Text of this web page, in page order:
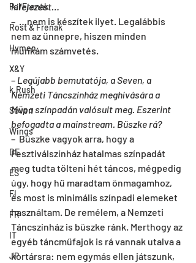
Pal Frenak
Rost & Frenak
Hymen
X&Y
k.Rush
Seven
Wings
DE
ES
FI
FR
IT
JP
kifejezést…
–  …nem is készítek ilyet. Legalábbis
nem az ünnepre, hiszen minden
munkám számvetés.
– Legújabb bemutatója, a Seven, a
Nemzeti Táncszínház meghívására a
Müpa színpadán valósult meg. Eszerint
befogadta a mainstream. Büszke rá?
–  Büszke vagyok arra, hogy a
Fesztiválszínház hatalmas színpadát
meg tudta tölteni hét táncos, mégpedig
úgy, hogy hű maradtam önmagamhoz,
és most is minimális színpadi elemeket
használtam. De remélem, a Nemzeti
Táncszínház is büszke ránk. Merthogy az
egyéb táncműfajok is rá vannak utalva a
kortársra: nem egymás ellen játszunk,